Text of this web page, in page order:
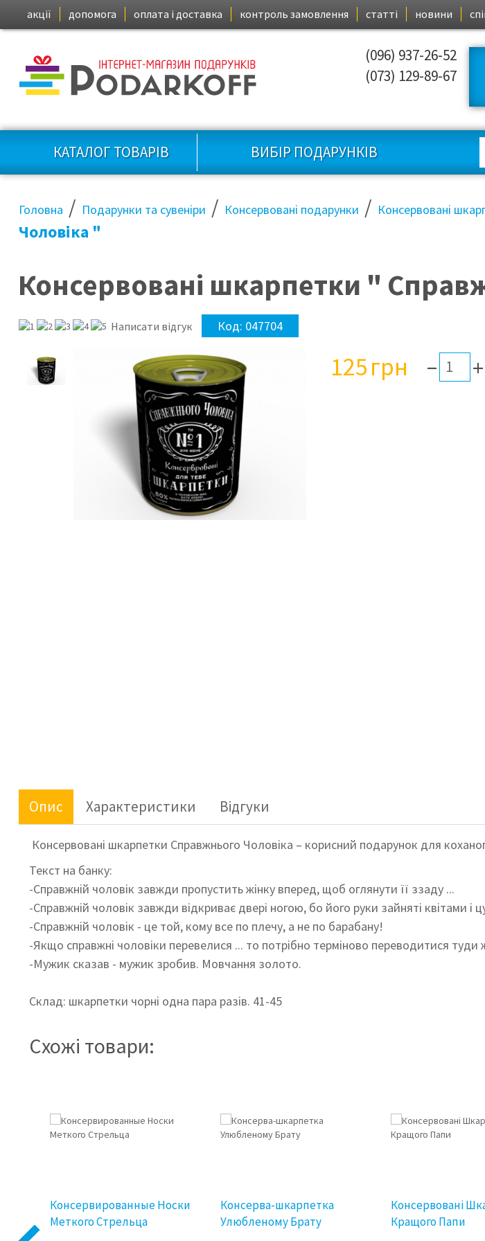
акції допомога оплата і доставка контроль замовлення статті новини
(096) 937-26-52
(073) 129-89-67
КАТАЛОГ ТОВАРІВ ВИБІР ПОДАРУНКІВ
Головна / Подарунки та сувеніри / Консервовані подарунки / Консервовані
Чоловіка "
Консервовані шкарпетки "
Написати відгук Код: 047704
125грн – +
Опис Характеристики Відгуки
Консервовані шкарпетки Справжнього Чоловіка – корисний подарунок для
Текст на банку:
-Справжній чоловік завжди пропустить жінку вперед, щоб оглянути її ззаду ...
-Справжній чоловік завжди відкриває двері ногою, бо його руки зайняті квітами і
-Справжній чоловік - це той, кому все по плечу, а не по барабану!
-Якщо справжні чоловіки перевелися ... то потрібно терміново переводитися туди
-Мужик сказав - мужик зробив. Мовчання золото.
Склад: шкарпетки чорні одна пара разів. 41-45
Схожі товари:
Консервированные Носки
Меткого Стрельца
Консерва-шкарпетка
Улюбленому Брату
Консервовані
Кращого Папи